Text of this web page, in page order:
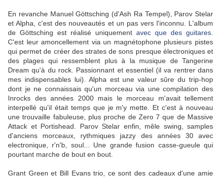
En revanche Manuel Göttsching (d'Ash Ra Tempel), Parov Stelar
et Alpha, c'est des nouveautés et un pas vers l'inconnu. L'album
de Göttsching est réalisé uniquement avec que des guitares
C'est leur amoncellement via un magnétophone plusieurs pistes
qui permet de créer des strates de sons presque électroniques et
des plages qui ressemblent plus à la musique de Tangerine
Dream qu'à du rock. Passionnant et essentiel (il va rentrer dans
mes indispensables lui). Alpha est une valeur sûre du trip-hop
dont je ne connaissais qu'un morceau via une compilation des
Inrocks des années 2000 mais le morceau m'avait tellement
interpellé qu'il était temps que je m'y mette. Et c'est à nouveau
une trouvaille fabuleuse, plus proche de Zero 7 que de Massive
Attack et Portishead. Parov Stelar enfin, mêle swing, samples
d'anciens morceaux, rythmiques jazzy des années 30 avec
electronique, r'n'b, soul... Une grande fusion casse-gueule qui
pourtant marche de bout en bout.
Grant Green et Bill Evans trio, ce sont des cadeaux d'une amie